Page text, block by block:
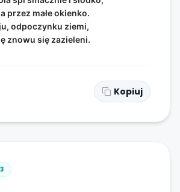
przez małe okienko.
odpoczynku ziemi,
znowu się zazieleni.
Kopiuj